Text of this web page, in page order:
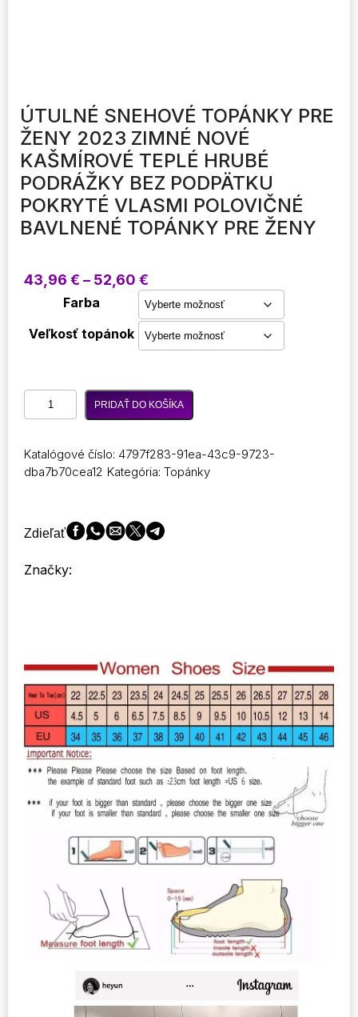
ÚTULNÉ SNEHOVÉ TOPÁNKY PRE
ŽENY 2023 ZIMNÉ NOVÉ
KAŠMÍROVÉ TEPLÉ HRUBÉ
PODRÁŽKY BEZ PODPÄTKU
POKRYTÉ VLASMI POLOVIČNÉ
BAVLNENÉ TOPÁNKY PRE ŽENY
43,96 € – 52,60 €
range:
43,96 €
through
52,60 €
Farba
Veľkosť topánok
množstvo
Útulné
pre
ženy
nové
kašmírové
hrubé
Polovičné
bavlnené
topánky
pre
ženy
PRIDAŤ DO KOŠÍKA
Katalógové číslo: 4797f283-91ea-43c9-9723-
dba7b70cea12 Kategória: Topánky
Zdieľať
Značky: